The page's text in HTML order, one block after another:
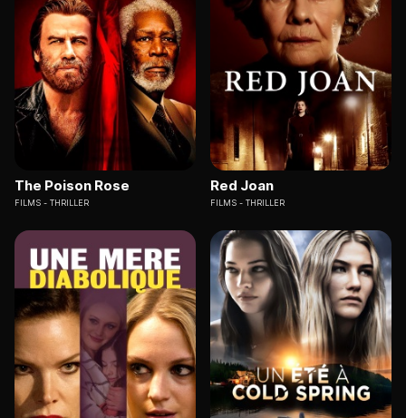
The Poison Rose
FILMS THRILLER
Red Joan
FILMS THRILLER